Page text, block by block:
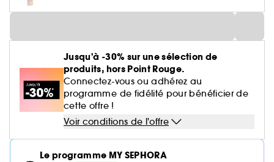
Jusqu'à -30% sur une sélection de
produits, hors Point Rouge.
Connectez-vous ou adhérez au
programme de fidélité pour bénéficier de
cette offre !
Voir conditions de l'offre
Le programme MY SEPHORA